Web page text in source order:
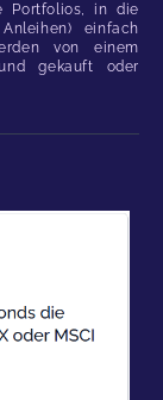
Portfolios, in die
einfach
von einem
gekauft oder